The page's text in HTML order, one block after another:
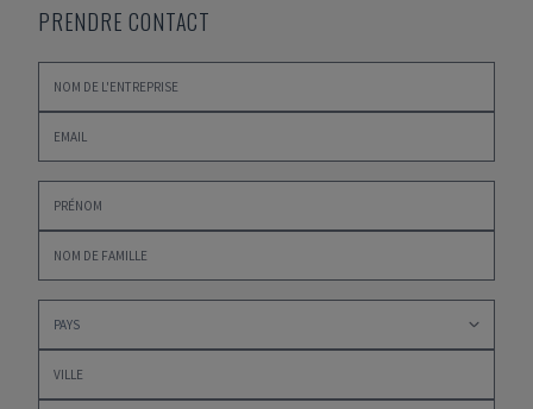
PRENDRE CONTACT